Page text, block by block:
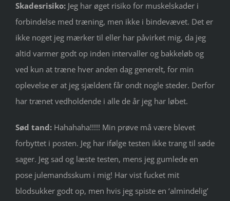
Skadesrisiko: Jeg har øget risiko for muskelskader i
forbindelse med træning, men ikke i bindevævet. Det er
ikke noget jeg mærker til eller har påvirket mig, da jeg
altid varmer godt op inden intervaller og bakkeløb og
ved kun at træne hver anden dag generelt, for min
oplevelse er at jeg sjældent får ondt nogle steder. Derfor
har trænet vedholdende i alle de år jeg har løbet.
Sød tand: Hahahaha!!!!! Min prøve må være blevet
forbyttet i posten. Jeg har ifølge testen ikke trang til søde
sager. Jeg sad og læste testen, mens jeg gumlede en
pose julemandsskum i mig! Har vist fucket mit
blodsukker godt op, men hvis jeg spiste en ‘almindelig’